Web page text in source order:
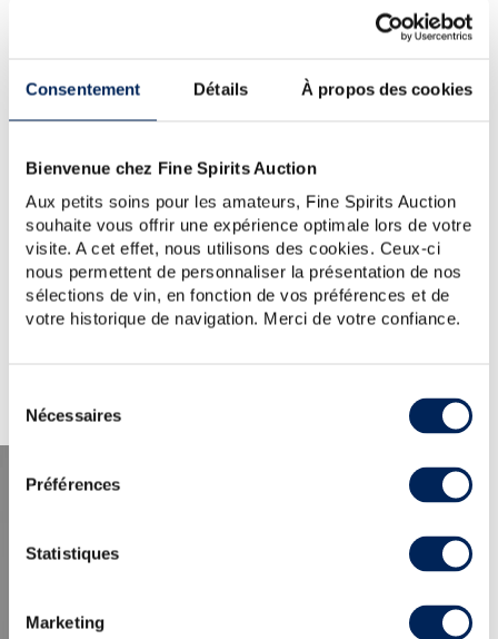
Consentement Détails À propos des cookies
Bienvenue chez Fine Spirits Auction
Aux petits soins pour les amateurs, Fine Spirits Auction
souhaite vous offrir une expérience optimale lors de votre
visite. A cet effet, nous utilisons des cookies. Ceux-ci
nous permettent de personnaliser la présentation de nos
sélections de vin, en fonction de vos préférences et de
votre historique de navigation. Merci de votre confiance.
consentement
Nécessaires
Préférences
Statistiques
Marketing
AGAIN?
TROIS-RIVIERES-1970
TIP:Check the spelling, word order or reduce your search
to one key word.
For further assistance, visit thehelp section.
You can also create an alert by clicking the button below.
Create a new alert